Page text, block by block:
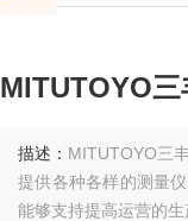
MITUTOYO
描述： MITUTOYO三
提供各种各样的测量
能够支持提高运营的生